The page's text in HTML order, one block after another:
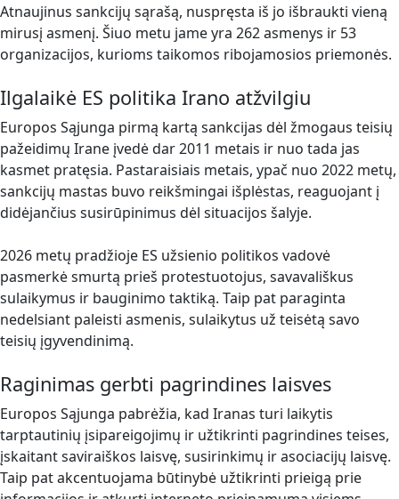
Atnaujinus sankcijų sąrašą, nuspręsta iš jo išbraukti vieną
mirusį asmenį. Šiuo metu jame yra 262 asmenys ir 53
organizacijos, kurioms taikomos ribojamosios priemonės.
Ilgalaikė ES politika Irano atžvilgiu
Europos Sąjunga pirmą kartą sankcijas dėl žmogaus teisių
pažeidimų Irane įvedė dar 2011 metais ir nuo tada jas
kasmet pratęsia. Pastaraisiais metais, ypač nuo 2022 metų,
sankcijų mastas buvo reikšmingai išplėstas, reaguojant į
didėjančius susirūpinimus dėl situacijos šalyje.
2026 metų pradžioje ES užsienio politikos vadovė
pasmerkė smurtą prieš protestuotojus, savavališkus
sulaikymus ir bauginimo taktiką. Taip pat paraginta
nedelsiant paleisti asmenis, sulaikytus už teisėtą savo
teisių įgyvendinimą.
Raginimas gerbti pagrindines laisves
Europos Sąjunga pabrėžia, kad Iranas turi laikytis
tarptautinių įsipareigojimų ir užtikrinti pagrindines teises,
įskaitant saviraiškos laisvę, susirinkimų ir asociacijų laisvę.
Taip pat akcentuojama būtinybė užtikrinti prieigą prie